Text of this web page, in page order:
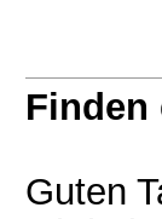
Finden
Guten